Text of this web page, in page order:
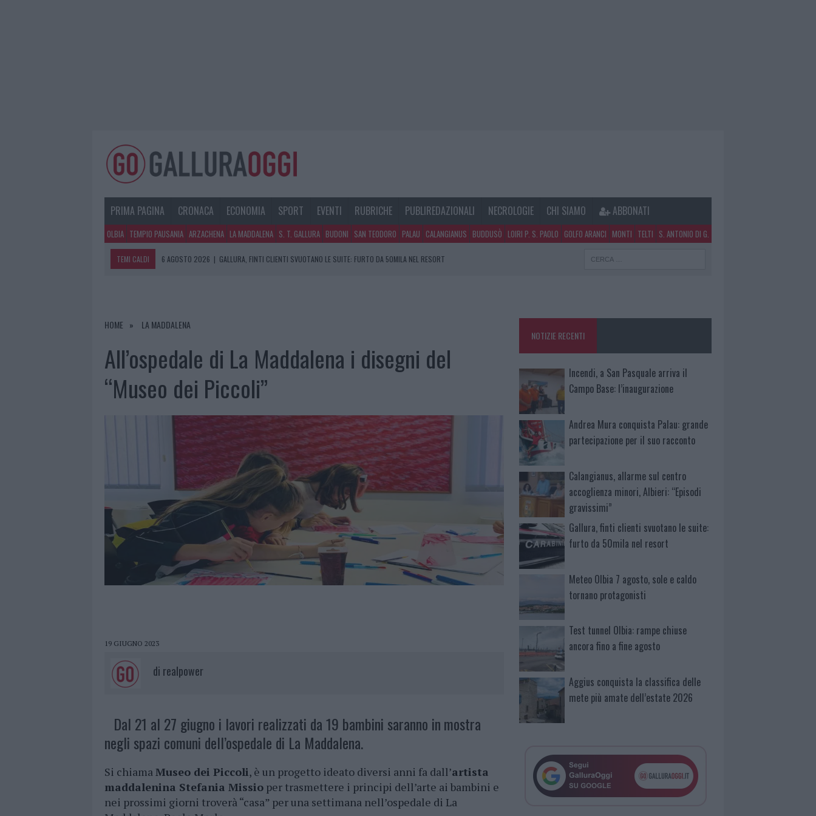
PRIMA PAGINA CRONACA ECONOMIA SPORT EVENTI RUBRICHE PUBLIREDAZIONALI NECROLOGIE CHI SIAMO ABBONATI
OLBIA TEMPIO PAUSANIA ARZACHENA LA MADDALENA S. T. GALLURA BUDONI SAN TEODORO PALAU CALANGIANUS BUDDUSÒ LOIRI P. S. PAOLO GOLFO ARANCI MONTI TELTI S. ANTONIO DI G.
TEMI CALDI 6 AGOSTO 2026 | METEO OLBIA 7 AGOSTO, SOLE E CALDO TORNANO PROTAGONISTI
6 AGOSTO 2026 | CALANGIANUS, ALLARME SUL CENTRO ACCOGLIENZA MINORI, ALBIERI: “EPISODI GRAVISSIMI”
HOME LA MADDALENA
All’ospedale di La Maddalena i disegni del
“Museo dei Piccoli”
19 GIUGNO 2023
di realpower
Dal 21 al 27 giugno i lavori realizzati da 19 bambini saranno inmostra
negli spazi comuni dell’ospedale di La Maddalena.
Si chiamaMuseo dei Piccoli, è un progetto ideato diversi anni fa dall’artista
maddalenina Stefania Missio per trasmettere i principi dell’arte ai bambini e
nei prossimi giorni troverà “casa” per una settimana nell’ospedale di La
NOTIZIE RECENTI
Incendi, a San Pasquale arriva il
Campo Base: l’inaugurazione
Andrea Mura conquista Palau: grande
partecipazione per il suo racconto
Calangianus, allarme sul centro
accoglienza minori, Albieri: “Episodi
gravissimi”
Gallura, finti clienti svuotano le suite:
furto da 50mila nel resort
Meteo Olbia 7 agosto, sole e caldo
tornano protagonisti
Test tunnel Olbia: rampe chiuse
ancora fino a fine agosto
Aggius conquista la classifica delle
mete più amate dell’estate 2026